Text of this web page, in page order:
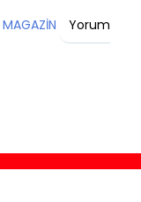
MAGAZİN
Yorum